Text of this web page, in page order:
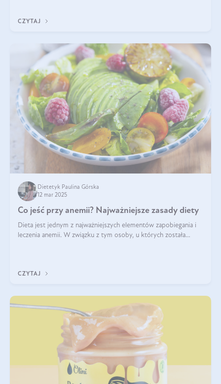
CZYTAJ
Dietetyk Paulina Górska
12 mar 2025
Co jeść przy anemii? Najważniejsze zasady diety
Dieta jest jednym z najważniejszych elementów zapobiegania i
leczenia anemii. W związku z tym osoby, u których została
CZYTAJ